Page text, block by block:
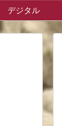
デジタル